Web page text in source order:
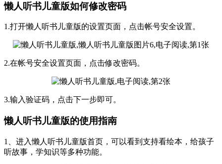
懒人听书儿童版如何修改密码
1.打开懒人听书儿童版的设置页面，点击帐号安全设置。
2.在帐号安全设置页面，点击修改密码。
3.输入验证码，点击下一步即可。
懒人听书儿童版的使用指南
1、进入懒人听书儿童版首页，可以看到支持看绘本，给孩子
听故事，学知识等多种功能。